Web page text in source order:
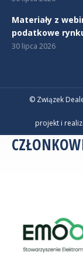
Materiały z
podatkowe
30 lipca 2026
© Związek
projekt i